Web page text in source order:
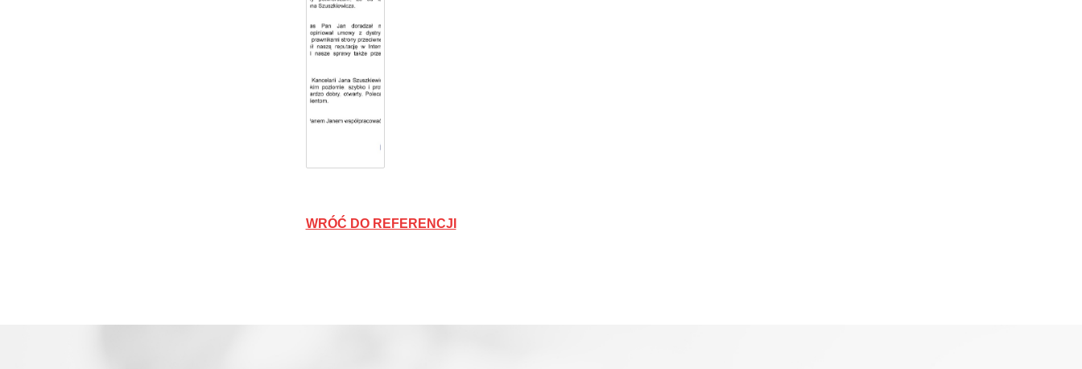
WRÓĆ DO REFERENCJI